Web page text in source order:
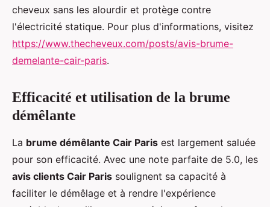
cheveux sans les alourdir et protège contre
l'électricité statique. Pour plus d'informations, visitez
https://www.thecheveux.com/posts/avis-brume-
demelante-cair-paris.
Efficacité et utilisation de la brume
démêlante
La brume démêlante Cair Paris est largement saluée
pour son efficacité. Avec une note parfaite de 5.0, les
avis clients Cair Paris soulignent sa capacité à
faciliter le démêlage et à rendre l'expérience